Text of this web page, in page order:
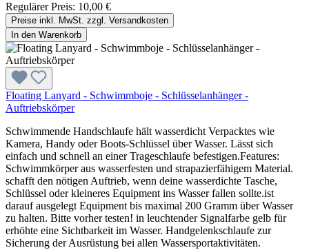
Regulärer Preis: 10,00 €
Preise inkl. MwSt. zzgl. Versandkosten
In den Warenkorb
Floating Lanyard - Schwimmboje - Schlüsselanhänger -
Auftriebskörper
Schwimmende Handschlaufe hält wasserdicht Verpacktes wie
Kamera, Handy oder Boots-Schlüssel über Wasser. Lässt sich
einfach und schnell an einer Trageschlaufe befestigen.Features:
Schwimmkörper aus wasserfesten und strapazierfähigem Material.
schafft den nötigen Auftrieb, wenn deine wasserdichte Tasche,
Schlüssel oder kleineres Equipment ins Wasser fallen sollte.ist
darauf ausgelegt Equipment bis maximal 200 Gramm über Wasser
zu halten. Bitte vorher testen! in leuchtender Signalfarbe gelb für
erhöhte eine Sichtbarkeit im Wasser. Handgelenkschlaufe zur
Sicherung der Ausrüstung bei allen Wassersportaktivitäten.